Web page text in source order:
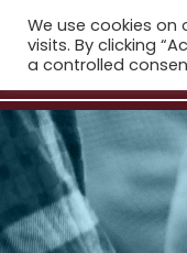
We use cookies
visits. By clicking
a controlled